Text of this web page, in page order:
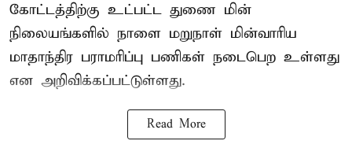
கோட்டத்திற்கு உட்பட்ட துணை மின்
நிலையங்களில் நாளை மறுநாள் மின்வாரிய
மாதாந்திர பராமரிப்பு பணிகள் நடைபெற உள்ளது
என அறிவிக்கப்பட்டுள்ளது.
Read More